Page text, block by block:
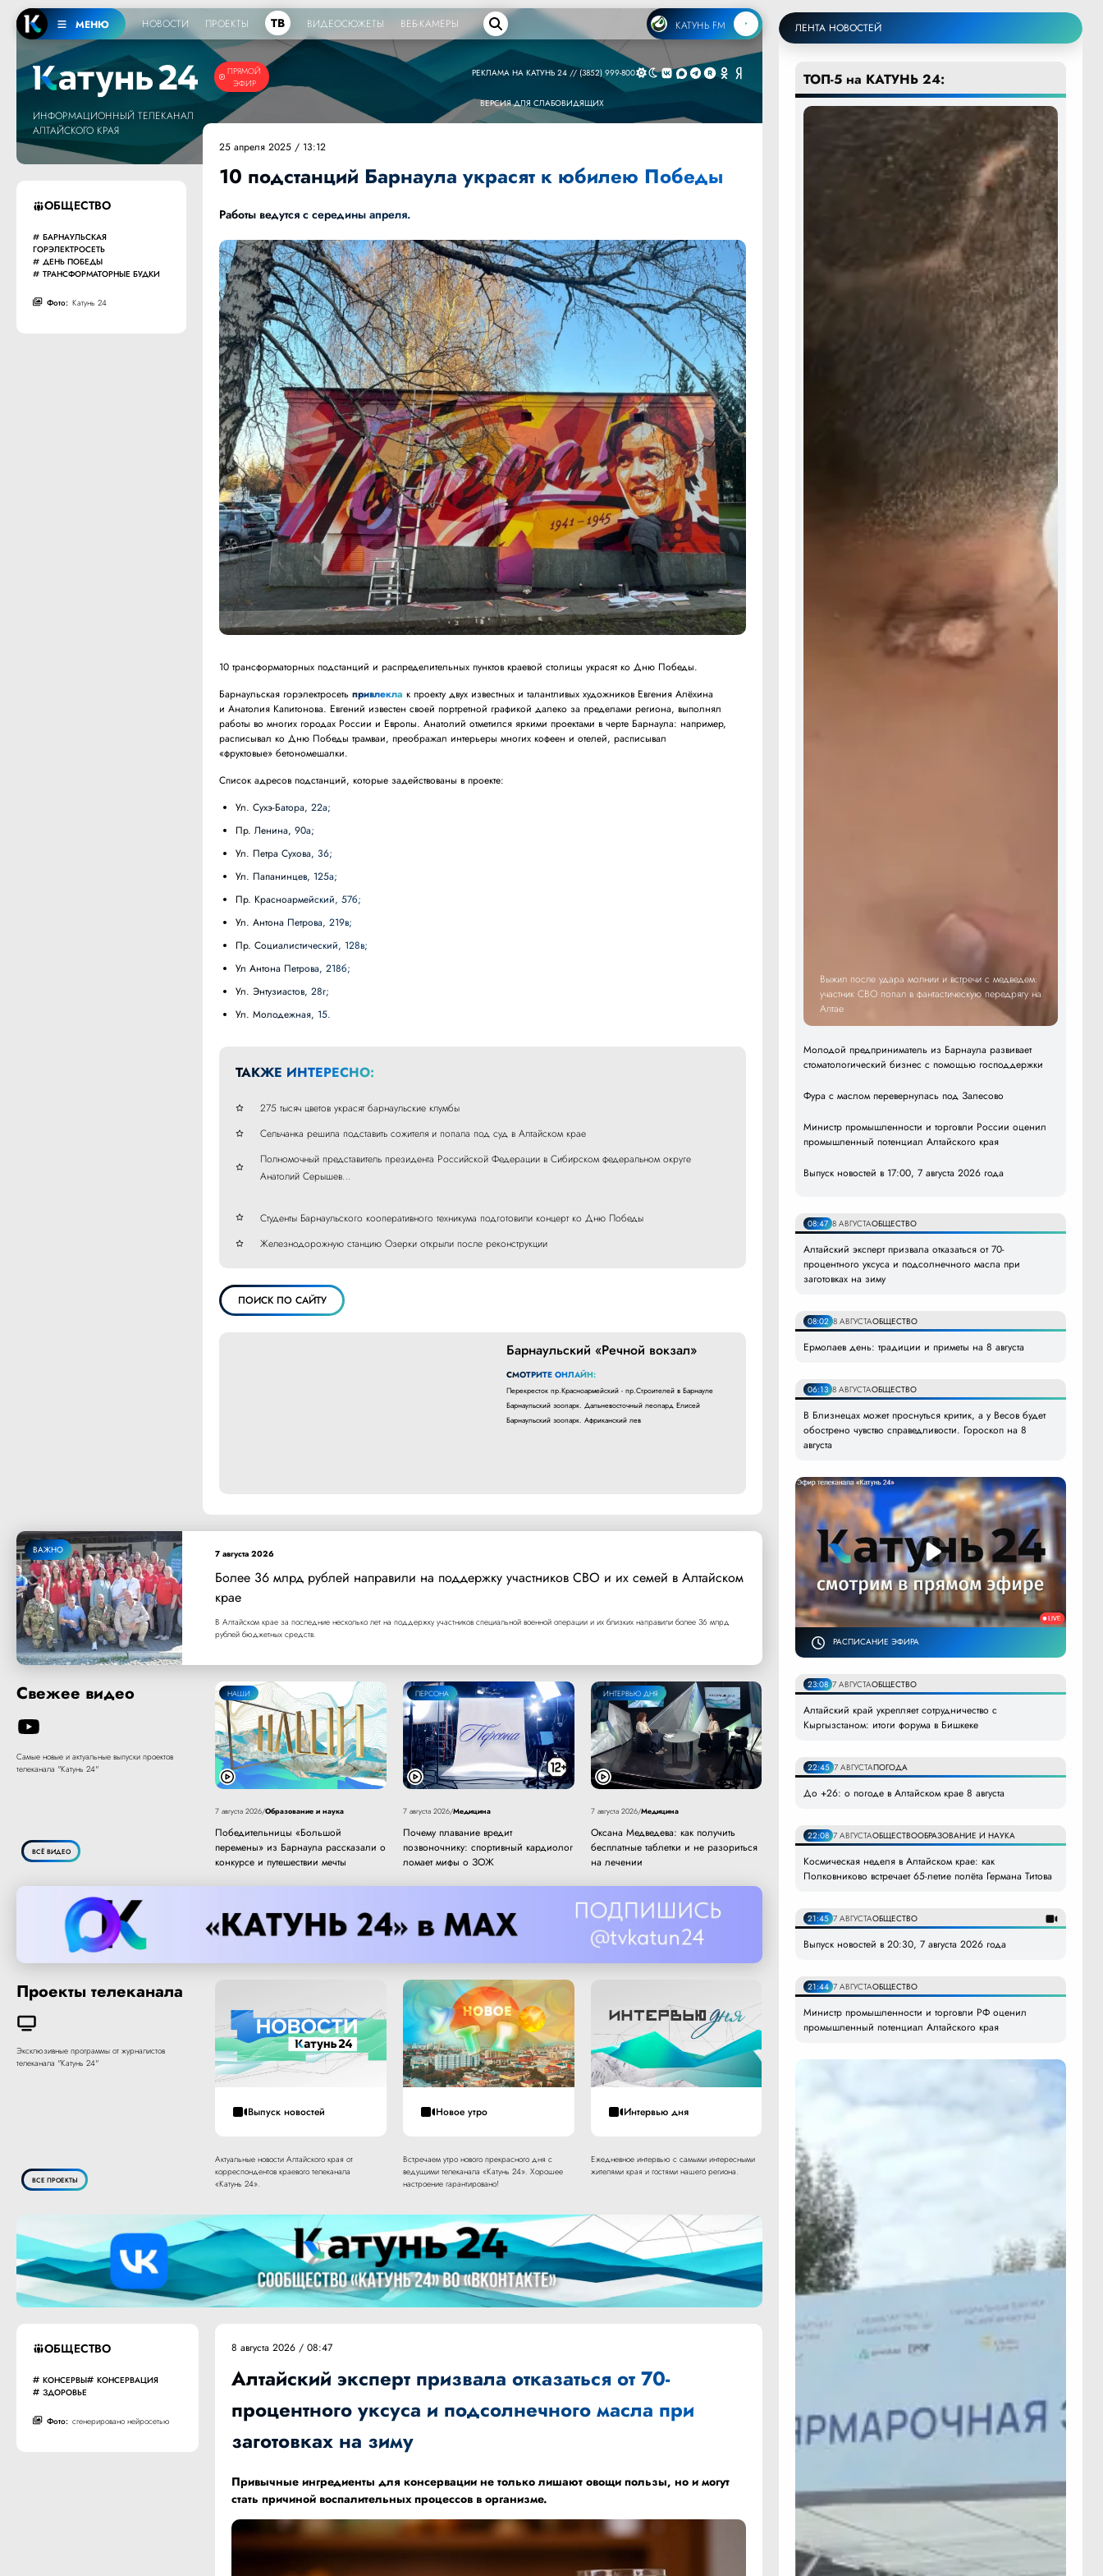
МЕНЮ НОВОСТИ ПРОЕКТЫ ТВ ВИДЕОСЮЖЕТЫ ВЕБ-КАМЕРЫ КАТУНЬ FM
ПРЯМОЙ
ЭФИР
ИНФОРМАЦИОННЫЙ ТЕЛЕКАНАЛ
АЛТАЙСКОГО КРАЯ
РЕКЛАМА НА КАТУНЬ 24 // (3852) 999-800
ВЕРСИЯ ДЛЯ СЛАБОВИДЯЩИХ
ОБЩЕСТВО
БАРНАУЛЬСКАЯ
ГОРЭЛЕКТРОСЕТЬ
ДЕНЬ ПОБЕДЫ
ТРАНСФОРМАТОРНЫЕ БУДКИ
Фото: Катунь 24
25 апреля 2025 / 13:12
10 подстанций Барнаула украсят к юбилею Победы
Работы ведутся с середины апреля.
10 трансформаторных подстанций и распределительных пунктов краевой столицы украсят ко Дню Победы.
Барнаульская горэлектросетьпривлекла к проекту двух известных и талантливых художников Евгения Алёхина
и Анатолия Капитонова. Евгений известен своей портретной графикой далеко за пределами региона, выполнял
работы во многих городах России и Европы. Анатолий отметился яркими проектами в черте Барнаула: например,
расписывал ко Дню Победы трамваи, преображал интерьеры многих кофеен и отелей, расписывал
«фруктовые» бетономешалки.
Список адресов подстанций, которые задействованы в проекте:
ул. Сухэ-Батора, 22а;
пр. Ленина, 90а;
ул. Петра Сухова, 36;
ул. Папанинцев, 125а;
пр. Красноармейский, 57б;
ул. Антона Петрова, 219в;
пр. Социалистический, 128в;
ул Антона Петрова, 218б;
ул. Энтузиастов, 28г;
ул. Молодежная, 15.
ТАКЖЕ ИНТЕРЕСНО:
275 тысяч цветов украсят барнаульские клумбы
Сельчанка решила подставить сожителя и попала под суд в Алтайском крае
Полномочный представитель президента Российской Федерации в Сибирском федеральном округе
Анатолий Серышев…
Студенты Барнаульского кооперативного техникума подготовили концерт ко Дню Победы
Железнодорожную станцию Озерки открыли после реконструкции
ПОИСК ПО САЙТУ
Барнаульский «Речной вокзал»
СМОТРИТЕ ОНЛАЙН:
Перекресток пр.Красноармейский - пр.Строителей в Барнауле
Барнаульский зоопарк. Дальневосточный леопард Елисей
Барнаульский зоопарк. Африканский лев
ВАЖНО 7 августа 2026
Более 36 млрд рублей направили на поддержку участников СВО и их семей в Алтайском
крае
В Алтайском крае за последние несколько лет на поддержку участников специальной военной операции и их близких направили более 36 млрд
рублей бюджетных средств.
Свежее видео
Самые новые и актуальные выпуски проектов
телеканала "Катунь 24"
ВСЁ ВИДЕО
НАШИ
7 августа 2026/Образование и наука
Победительницы «Большой
перемены» из Барнаула рассказали о
конкурсе и путешествии мечты
ПЕРСОНА
7 августа 2026/Медицина
Почему плавание вредит
позвоночнику: спортивный кардиолог
ломает мифы о ЗОЖ
ИНТЕРВЬЮ ДНЯ
7 августа 2026/Медицина
Оксана Медведева: как получить
бесплатные таблетки и не разориться
на лечении
Проекты телеканала
Эксклюзивные программы от журналистов
телеканала "Катунь 24"
ВСЕ ПРОЕКТЫ
Выпуск новостей
Актуальные новости Алтайского края от
корреспондентов краевого телеканала
«Катунь 24».
Новое утро
Встречаем утро нового прекрасного дня с
ведущими телеканала «Катунь 24». Хорошее
настроение гарантировано!
Интервью дня
Ежедневное интервью с самыми интересными
жителями края и гостями нашего региона.
ОБЩЕСТВО
КОНСЕРВЫ
КОНСЕРВАЦИЯ
ЗДОРОВЬЕ
Фото: сгенерировано нейросетью
8 августа 2026 / 08:47
Алтайский эксперт призвала отказаться от 70-
процентного уксуса и подсолнечного масла при
заготовках на зиму
Привычные ингредиенты для консервации не только лишают овощи пользы, но и могут
стать причиной воспалительных процессов в организме.
ЛЕНТА НОВОСТЕЙ
ТОП-5 на КАТУНЬ 24:
Выжил после удара молнии и встречи с медведем:
участник СВО попал в фантастическую передрягу на
Алтае
Молодой предприниматель из Барнаула развивает
стоматологический бизнес с помощью господдержки
Фура с маслом перевернулась под Залесово
Министр промышленности и торговли России оценил
промышленный потенциал Алтайского края
Выпуск новостей в 17:00, 7 августа 2026 года
08:47 8 АВГУСТАОБЩЕСТВО
Алтайский эксперт призвала отказаться от 70-
процентного уксуса и подсолнечного масла при
заготовках на зиму
08:02 8 АВГУСТАОБЩЕСТВО
Ермолаев день: традиции и приметы на 8 августа
06:13 8 АВГУСТАОБЩЕСТВО
В Близнецах может проснуться критик, а у Весов будет
обострено чувство справедливости. Гороскоп на 8
августа
РАСПИСАНИЕ ЭФИРА
23:08 7 АВГУСТАОБЩЕСТВО
Алтайский край укрепляет сотрудничество с
Кыргызстаном: итоги форума в Бишкеке
22:45 7 АВГУСТАПОГОДА
До +26: о погоде в Алтайском крае 8 августа
22:08 7 АВГУСТАОБЩЕСТВООБРАЗОВАНИЕ И НАУКА
Космическая неделя в Алтайском крае: как
Полковниково встречает 65-летие полёта Германа Титова
21:45 7 АВГУСТАОБЩЕСТВО
Выпуск новостей в 20:30, 7 августа 2026 года
21:44 7 АВГУСТАОБЩЕСТВО
Министр промышленности и торговли РФ оценил
промышленный потенциал Алтайского края